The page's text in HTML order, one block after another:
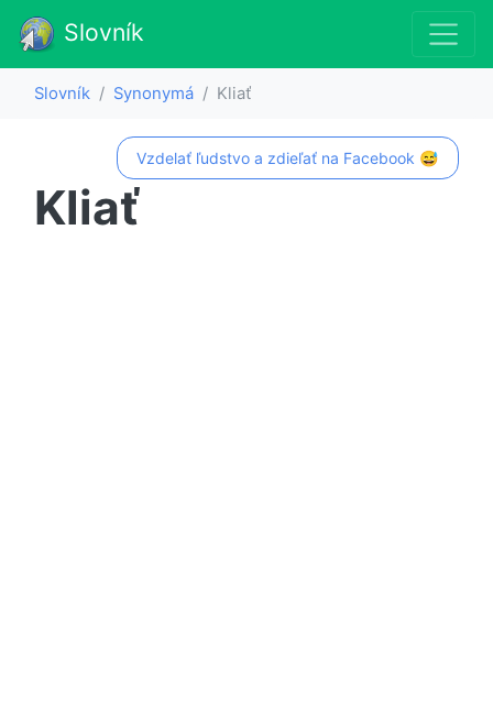
Slovník
Slovník Synonymá Kliať
Vzdelať ľudstvo a zdieľať na Facebook 😅
Kliať